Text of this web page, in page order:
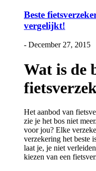
Beste
vergelijkt!
- December 27, 2015
Wat is de
Het aanbod van
zie je het bos niet
voor jou? Elke
verzekering het beste
laat je, je niet
kiezen van een